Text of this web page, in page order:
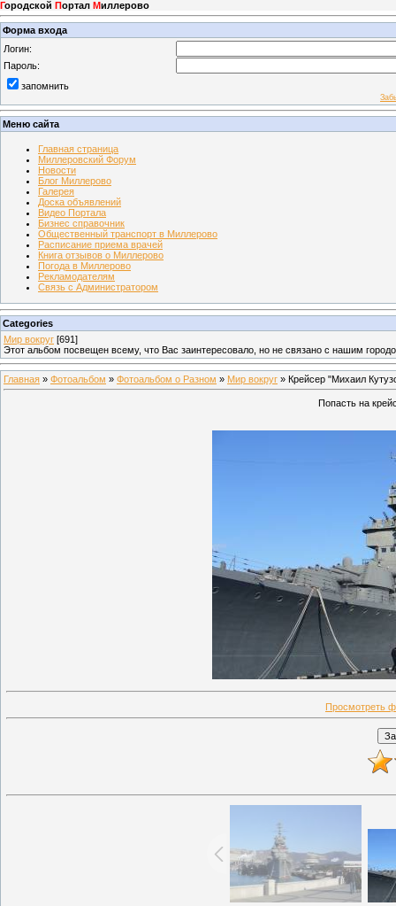
Городской Портал Миллерово
Форма входа
Логин:
Пароль:
запомнить
Меню сайта
Главная страница
Миллеровский Форум
Новости
Блог Миллерово
Галерея
Доска объявлений
Видео Портала
Бизнес справочник
Общественный транспорт в Миллерово
Расписание приема врачей
Книга отзывов о Миллерово
Погода в Миллерово
Рекламодателям
Связь с Администратором
Categories
Мир вокруг [691]
Этот альбом посвещен всему, что Вас заинтересовало, но не связано с нашим
Главная » Фотоальбом » Фотоальбом о Разном » Мир вокруг » Крейсер "Михаил
Попасть на
Просмотреть